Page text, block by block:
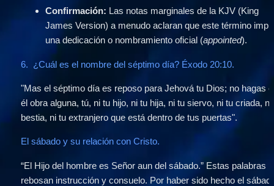
Confirmación: Las notas marginales de la KJV (King
James Version) a menudo aclaran que este término
una dedicación o nombramiento oficial (appointed).
6.  ¿Cuál es el nombre del séptimo día? Éxodo 20:10.
"Mas el séptimo día es reposo para Jehová tu Dios; no hagas
él obra alguna, tú, ni tu hijo, ni tu hija, ni tu siervo, ni tu criada, ni
bestia, ni tu extranjero que está dentro de tus puertas".
El sábado y su relación con Cristo.
“El Hijo del hombre es Señor aun del sábado.” Estas palabras
rebosan instrucción y consuelo. Por haber sido hecho el